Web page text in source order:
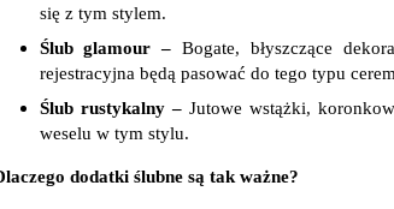
się z tym stylem.
Ślub glamour – Bogate, błyszczące
rejestracyjna będą pasować do tego typu
Ślub rustykalny –Jutowe wstążki,
weselu w tym stylu.
dodatki ślubne są tak ważne?